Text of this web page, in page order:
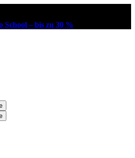
School – bis zu 30 %